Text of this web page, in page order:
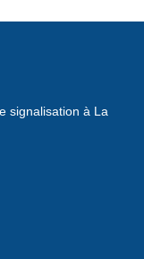
signalisation à La